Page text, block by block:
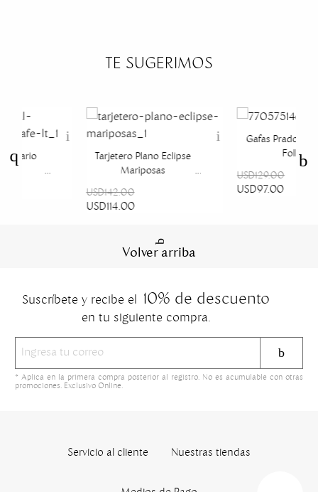
TE SUGERIMOS
Mario
Tarjetero Plano Eclipse
Mariposas
USD142.00
USD114.00
Gafas Prado
Folks
USD129.00
USD97.00
Volver arriba
Suscríbete y recibe el 10% de descuento
en tu siguiente compra.
* Aplica en la primera compra posterior al registro. No es acumulable con otras
promociones. Exclusivo Online.
Servicio al cliente Nuestras tiendas